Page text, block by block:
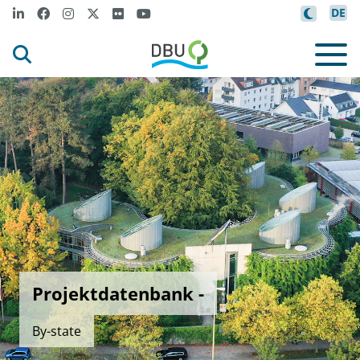
DE
Projektdatenbank -
By-state